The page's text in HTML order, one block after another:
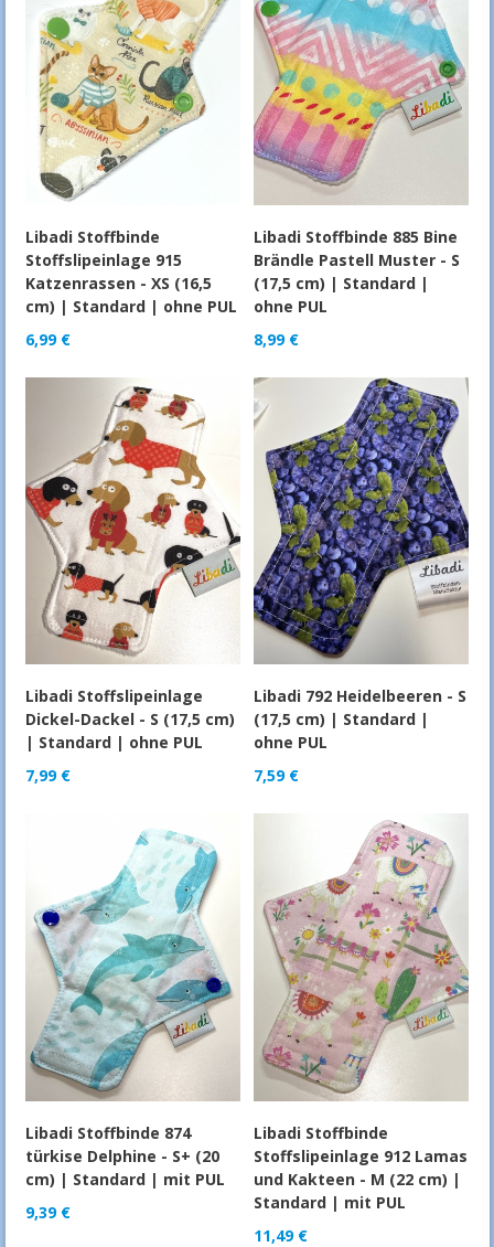
Libadi Stoffbinde
Stoffslipeinlage 915
Katzenrassen - XS (16,5
cm) | Standard | ohne PUL
6,99 €
Libadi Stoffbinde 885 Bine
Brändle Pastell Muster - S
(17,5 cm) | Standard |
ohne PUL
8,99 €
Libadi Stoffslipeinlage
Dickel-Dackel - S (17,5 cm)
| Standard | ohne PUL
7,99 €
Libadi 792 Heidelbeeren - S
(17,5 cm) | Standard |
ohne PUL
7,59 €
Libadi Stoffbinde 874
türkise Delphine - S+ (20
cm) | Standard | mit PUL
9,39 €
Libadi Stoffbinde
Stoffslipeinlage 912 Lamas
und Kakteen - M (22 cm) |
Standard | mit PUL
11,49 €